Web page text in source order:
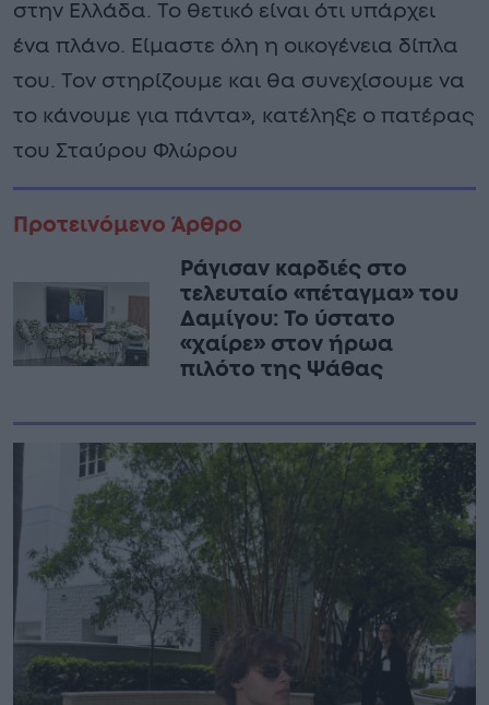
στην Ελλάδα. Το θετικό είναι ότι υπάρχει
ένα πλάνο. Είμαστε όλη η οικογένεια δίπλα
του. Τον στηρίζουμε και θα συνεχίσουμε να
το κάνουμε για πάντα», κατέληξε ο πατέρας
του Σταύρου Φλώρου
Προτεινόμενο Άρθρο
Ράγισαν καρδιές στο
τελευταίο «πέταγμα» του
Δαμίγου: Το ύστατο
«χαίρε» στον ήρωα
πιλότο της Ψάθας